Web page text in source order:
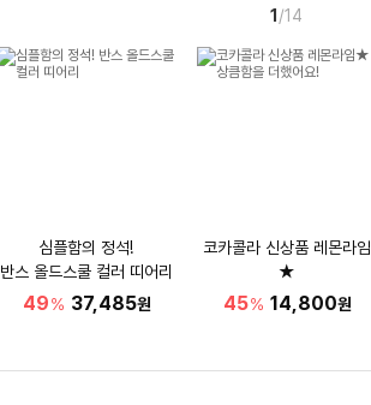
1 /14
심플함의 정석!
반스 올드스쿨 컬러 띠어리
49% 37,485원
코카콜라 신상품 레몬라임
★
상큼함을 더했어요!
45% 14,800원